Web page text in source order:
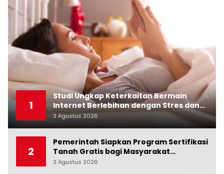
1
Studi Ungkap Keterkaitan Bermain
Internet Berlebihan dengan Stres dan
Suasana Hati
3 Agustus 2026
2
Pemerintah Siapkan Program Sertifikasi
Tanah Gratis bagi Masyarakat
Berpenghasilan Rendah
3 Agustus 2026